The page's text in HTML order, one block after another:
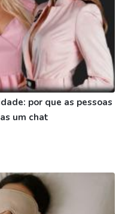
por que as pessoas
um chat